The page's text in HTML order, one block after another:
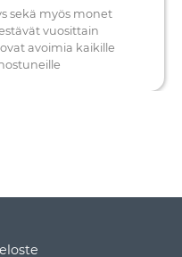
sekä myös monet
vuosittain
avoimia kaikille